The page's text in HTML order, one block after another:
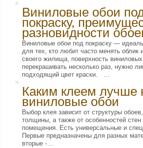
Виниловые обои
покраску,
разновидности
Виниловые обои под покраску —
для тех, кто любит часто менять облик
своего жилища, поверхность
перекрашивать несколько раз, нужно
подходящий цвет краски. …
Каким клеем лучше
виниловые обои
Выбор клея зависит от структуры
толщины, а также от особенностей стен
помещения. Есть универсальные и
Первые предназначены для разных
вторые -…